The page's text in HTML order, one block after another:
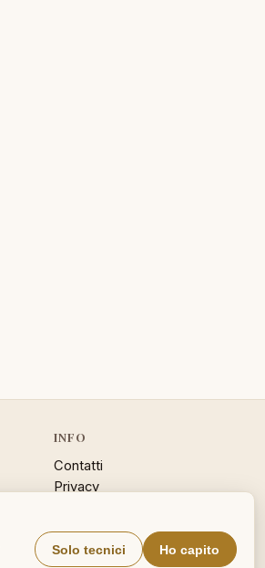
INFO
Contatti
Privacy
Sitemap
Solo tecnici Ho capito